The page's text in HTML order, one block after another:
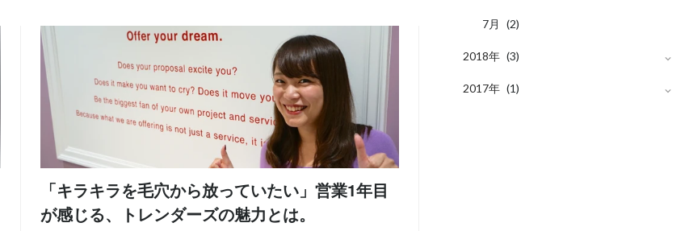
「キラキラを毛穴から放っていたい」営業1年目
が感じる、トレンダーズの魅力とは。
7月 (2)
2018年 (3)
11月 (2)
2017年 (1)